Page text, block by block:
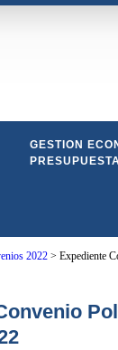
GESTION
2022> Expediente